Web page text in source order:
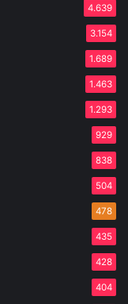
4.639
3.154
1.689
1.463
1.293
929
838
504
478
435
428
404